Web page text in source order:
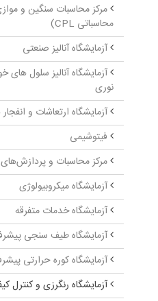
مرکز محاسبات سنگین و
محاسباتی CPL)
آزمایشگاه آنالیز صنعتی
آزمایشگاه آنالیز سلول
نوری
آزمایشگاه ارتعاشات و
فیتوشیمی
مرکز محاسبات و
آزمایشگاه میکروبیولوژی
آزمایشگاه خدمات متفرقه
آزمایشگاه طیف سنجی
آزمایشگاه کوره حرارتی
آزمایشگاه رنگرزی و کنترل